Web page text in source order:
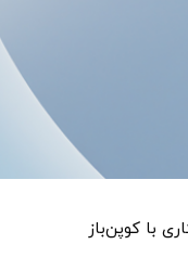
با کوپن‌باز